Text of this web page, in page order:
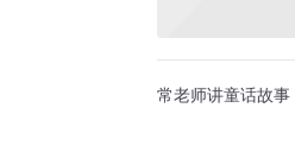
常老师讲童话故